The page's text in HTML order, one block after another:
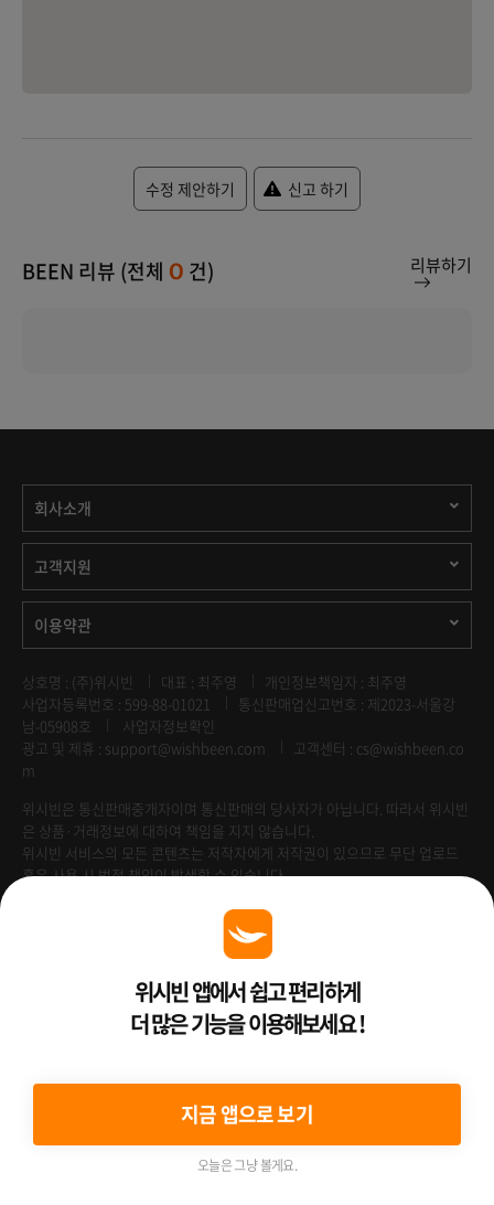
수정 제안하기 신고 하기
BEEN 리뷰 (전체 0 건) 리뷰하기
회사소개
고객지원
이용약관
상호명 : (주)위시빈 대표 : 최주영
개인정보책임자 : 최주영
사업자등록번호 : 599-88-01021
통신판매업신고번호 : 제2023-서울강
남-05908호
사업자정보확인
광고 및 제휴 : support@wishbeen.com
고객센터 : cs@wishbeen.co
m
위시빈은 통신판매중개자이며 통신판매의 당사자가 아닙니다. 따라서 위시빈
은 상품·거래정보에 대하여 책임을 지지 않습니다.
위시빈 서비스의 모든 콘텐츠는 저작자에게 저작권이 있으므로 무단 업로드
혹은 사용 시 법적 책임이 발생할 수 있습니다.
Venture Enterprise위시빈 앱에서 쉽고 편리하게
더 많은 기능을 이용해보세요 !
지금 앱으로 보기
오늘은 그냥 볼게요.